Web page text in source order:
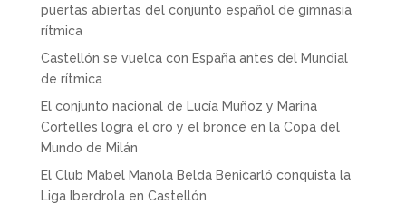
puertas abiertas del conjunto español de gimnasia
rítmica
Castellón se vuelca con España antes del Mundial
de rítmica
El conjunto nacional de Lucía Muñoz y Marina
Cortelles logra el oro y el bronce en la Copa del
Mundo de Milán
El Club Mabel Manola Belda Benicarló conquista la
Liga Iberdrola en Castellón